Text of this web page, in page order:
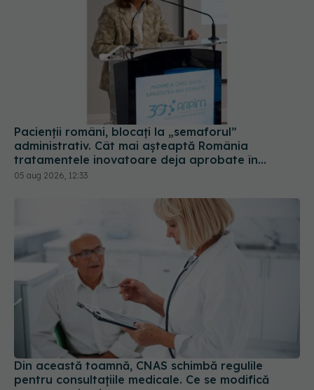
Pacienții români, blocați la „semaforul”
administrativ. Cât mai așteaptă România
tratamentele inovatoare deja aprobate în
Europa
05 aug 2026, 12:33
Din această toamnă, CNAS schimbă regulile
pentru consultațiile medicale. Ce se modifică
pentru pacienți
01 aug 2026, 15:19